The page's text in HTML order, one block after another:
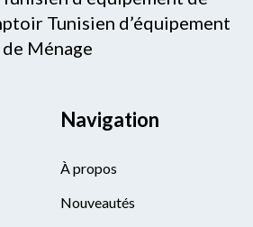
Tunisien d’équipement
de Ménage
Navigation
À propos
Nouveautés